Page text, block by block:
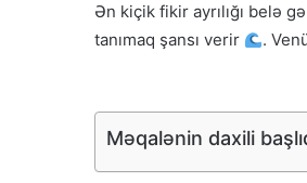
Ən kiçik fikir ayrılığı belə
tanımaq şansı verir
.
Məqalənin daxili